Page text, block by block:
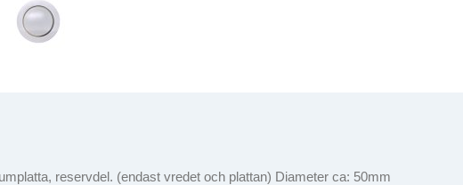
reservdel. (endast vredet och plattan) Diameter ca: 50mm